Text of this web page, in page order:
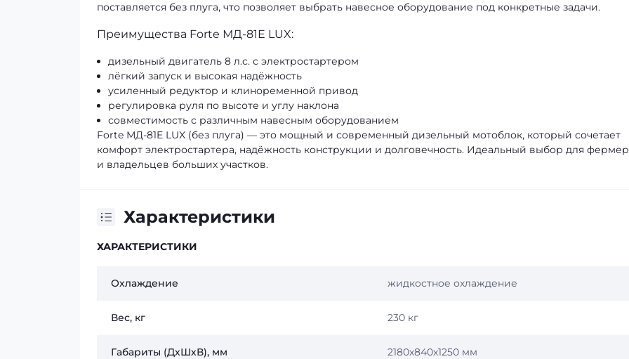
поставляется без плуга, что позволяет выбрать навесное оборудование под конкретные задачи.
Преимущества Forte МД-81E LUX:
дизельный двигатель 8 л.с. с электростартером
лёгкий запуск и высокая надёжность
усиленный редуктор и клиноременной привод
регулировка руля по высоте и углу наклона
совместимость с различным навесным оборудованием
Forte МД-81E LUX (без плуга) — это мощный и современный дизельный мотоблок, который сочетает
комфорт электростартера, надёжность конструкции и долговечность. Идеальный выбор для
и владельцев больших участков.
Характеристики
ХАРАКТЕРИСТИКИ
Охлаждение жидкостное охлаждение
Вес, кг 230 кг
Габариты (ДхШхВ), мм 2180х840х1250 мм